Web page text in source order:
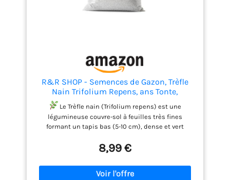
tous les 3-4 ans après un léger scarifiage. Floraison
R&R SHOP - Semences de Gazon, Trèfle
Nain Trifolium Repens, ans Tonte,
Praticable et Couvre-Sol (200g – 50m²)
Le Trèfle nain (Trifolium repens) est une
légumineuse couvre-sol à feuilles très fines
formant un tapis bas (5-10 cm), dense et vert
(≈ 150 kg N/ha/an) enrichit le sol et rend les
apports azotés quasi inutiles. Il tolère le
piétinement et pousse aussi bien en plein soleil
qu’à l’ombre modérée, résistant à de brèves
8,99 €